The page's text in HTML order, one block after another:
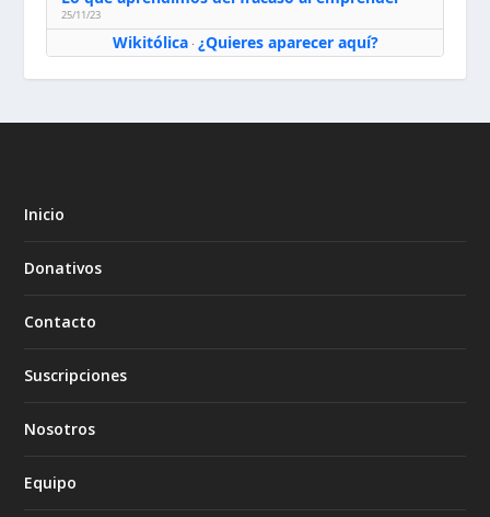
25/11/23
Wikitólica· ¿Quieres aparecer aquí?
Inicio
Donativos
Contacto
Suscripciones
Nosotros
Equipo